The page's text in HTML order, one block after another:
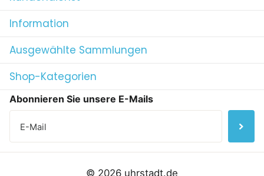
Information
Ausgewählte Sammlungen
Shop-Kategorien
Abonnieren Sie unsere E-Mails
© 2026 uhrstadt.de